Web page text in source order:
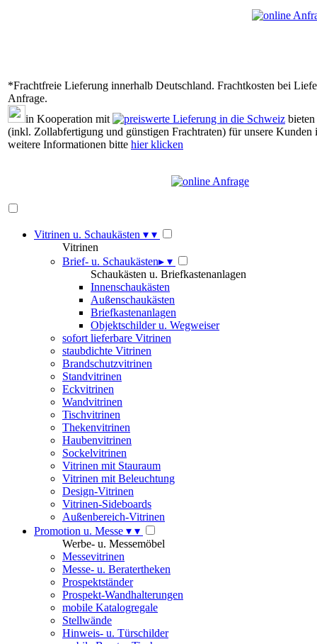
*Frachtfreie Lieferung innerhalb Deutschland. Frachtkosten bei
Anfrage.
in Kooperation mit
(inkl. Zollabfertigung und günstigen Frachtraten) für unsere Kunden
weitere Informationen bitte hier klicken
Vitrinen u. Schaukästen ▾ ▾
Vitrinen
Brief- u. Schaukästen▸ ▾
Schaukästen u. Briefkastenanlagen
Innenschaukästen
Außenschaukästen
Briefkastenanlagen
Objektschilder u. Wegweiser
sofort lieferbare Vitrinen
staubdichte Vitrinen
Brandschutzvitrinen
Standvitrinen
Eckvitrinen
Wandvitrinen
Tischvitrinen
Thekenvitrinen
Haubenvitrinen
Sockelvitrinen
Vitrinen mit Stauraum
Vitrinen mit Beleuchtung
Design-Vitrinen
Vitrinen-Sideboards
Außenbereich-Vitrinen
Promotion u. Messe ▾ ▾
Werbe- u. Messemöbel
Messevitrinen
Messe- u. Beratertheken
Prospektständer
Prospekt-Wandhalterungen
mobile Katalogregale
Stellwände
Hinweis- u. Türschilder